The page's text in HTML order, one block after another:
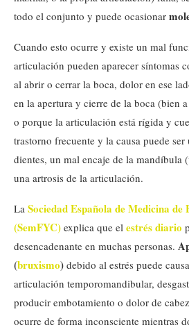
todo el conjunto y puede ocasionar
Cuando esto ocurre y existe un mal
articulación pueden aparecer síntomas
al abrir o cerrar la boca, dolor en ese
en la apertura y cierre de la boca (bien
o porque la articulación está rígida y
trastorno frecuente y la causa puede
dientes, un mal encaje de la mandíbula
una artrosis de la articulación.
La Sociedad Española de Medicina
(SemFYC) explica que el estrés diario
desencadenante en muchas personas.
(bruxismo) debido al estrés puede
articulación temporomandibular,
producir embotamiento o dolor de
ocurre de forma inconsciente mientras